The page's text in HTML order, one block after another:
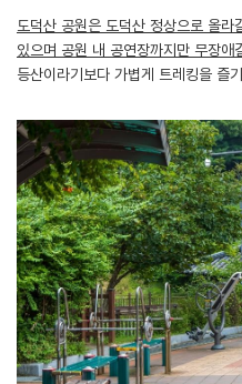
도덕산 공원은 도덕산 정상으로 올라
있으며 공원 내 공연장까지만 무장애
등산이라기보다 가볍게 트레킹을 즐